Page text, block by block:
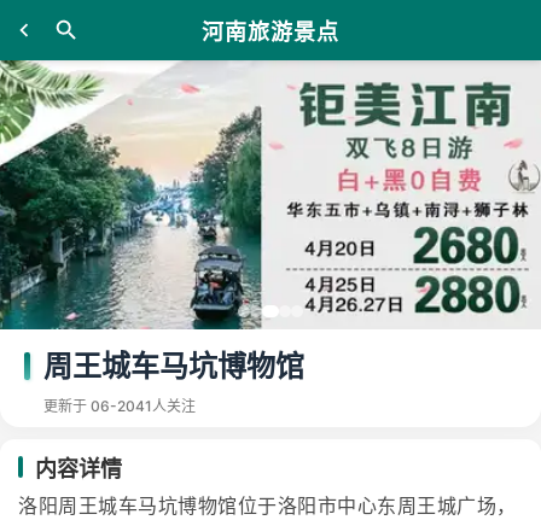
河南旅游景点
周王城车马坑博物馆
更新于 06-2041人关注
内容详情
洛阳周王城车马坑博物馆位于洛阳市中心东周王城广场，